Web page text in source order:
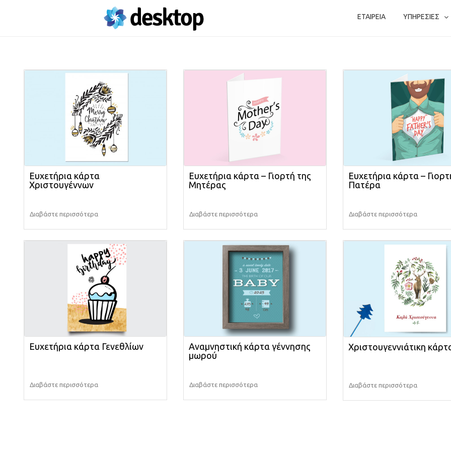
ΕΤΑΙΡΕΙΑ ΥΠΗΡΕΣΙΕΣ
Ευχετήρια κάρτα
Χριστουγέννων
Διαβάστε περισσότερα
Ευχετήρια κάρτα – Γιορτή της
Μητέρας
Διαβάστε περισσότερα
Ευχετήρια κάρτα –
Πατέρα
Διαβάστε περισσότερα
Ευχετήρια κάρτα Γενεθλίων
Διαβάστε περισσότερα
Αναμνηστική κάρτα γέννησης
μωρού
Διαβάστε περισσότερα
Χριστουγεννιάτικη
Διαβάστε περισσότερα